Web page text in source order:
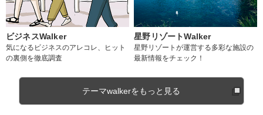
ビジネスWalker
気になるビジネスのアレコレ、ヒット
の裏側を徹底調査
星野リゾートWalker
星野リゾートが運営する多彩な施設の
最新情報をチェック！
テーマwalkerをもっと見る